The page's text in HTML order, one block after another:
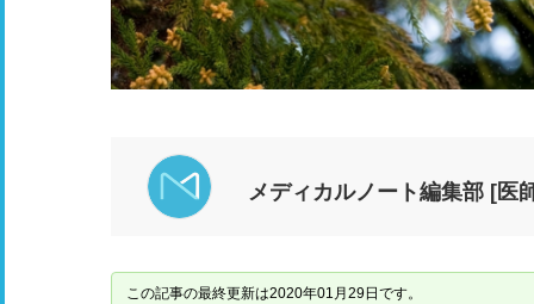
メディカルノート編集部 [医
この記事の最終更新は2020年01月29日です。